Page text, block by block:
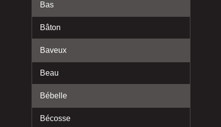
Bas
Bâton
Baveux
Beau
Bébelle
Bécosse